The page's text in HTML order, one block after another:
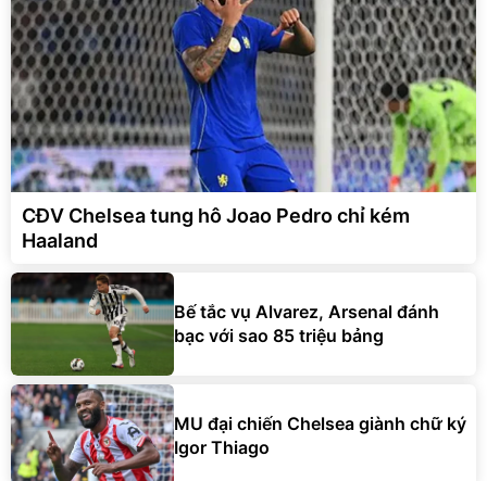
CĐV Chelsea tung hô Joao Pedro chỉ kém
Haaland
Bế tắc vụ Alvarez, Arsenal đánh
bạc với sao 85 triệu bảng
MU đại chiến Chelsea giành chữ ký
Igor Thiago